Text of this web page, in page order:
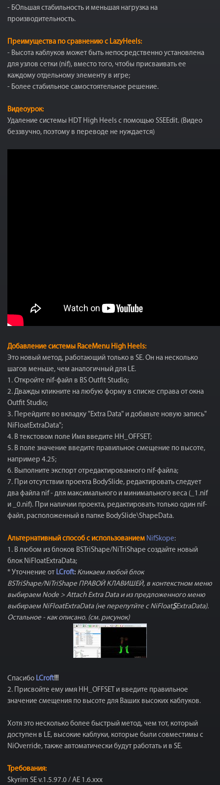
- БОльшая стабильность и меньшая нагрузка на
производительность.
Преимущества по сравнению с LazyHeels:
- Высота каблуков может быть непосредственно установлена
для узлов сетки (nif), вместо того, чтобы присваивать ее
каждому отдельному элементу в игре;
- Более стабильное самостоятельное решение.
Видеоурок:
Удаление системы HDT High Heels с помощью SSEEdit. (Видео
беззвучно, поэтому в переводе не нуждается)
Добавление системы RaceMenu High Heels:
Это новый метод, работающий только в SE. Он на несколько
шагов меньше, чем аналогичный для LE.
1. Откройте nif-файл в BS Outfit Studio;
2. Дважды кликните на любую форму в списке справа от окна
Outfit Studio;
3. Перейдите во вкладку "Extra Data" и добавьте новую запись"
NiFloatExtraData";
4. В текстовом поле Имя введите HH_OFFSET;
5. В поле значение введите правильное смещение по высоте,
например 4.25;
6. Выполните экспорт отредактированного nif-файла;
7. При отсутствии проекта BodySlide, редактировать следует
два файла nif - для максимального и минимального веса (_1.nif
и _0.nif). При наличии проекта, редактировать только один nif-
файл, расположенный в папке BodySlide\ShapeData.
Альтернативный способ с использованием NifSkope:
1. В любом из блоков BSTriShape/NiTriShape создайте новый
блок NiFloatExtraData;
* Уточнение от LCroft: Кликаем любой блок
BSTriShape/NiTriShape ПРАВОЙ КЛАВИШЕЙ, в контекстном меню
выбираем Node > Attach Extra Data и из предложенного меню
выбираем NiFloatExtraData (не перепутйте с NiFloatSExtraData).
Остальное - как описано. (см. рисунок)
Спасибо LCroft!!!
2. Присвойте ему имя HH_OFFSET и введите правильное
значение смещения по высоте для Ваших высоких каблуков.
Хотя это несколько более быстрый метод, чем тот, который
доступен в LE, высокие каблуки, которые были совместимы с
NiOverride, также автоматически будут работать и в SE.
Требования:
Skyrim SE v.1.5.97.0 / AE 1.6.ххх